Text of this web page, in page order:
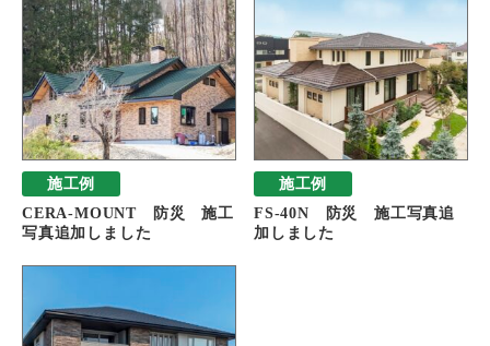
施工例
CERA-MOUNT 防災 施工
写真追加しました
施工例
FS-40N 防災 施工写真追
加しました